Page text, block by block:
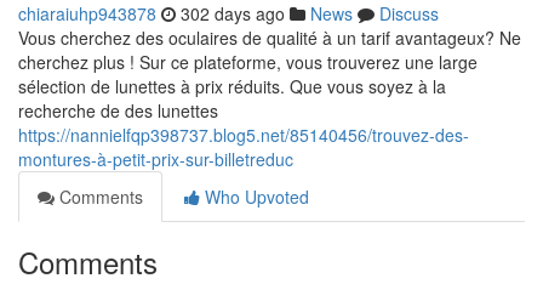
chiaraiuhp943878 302 days ago News
Discuss
Vous cherchez des oculaires de qualité à un tarif avantageux? Ne
cherchez plus ! Sur ce plateforme, vous trouverez une large
sélection de lunettes à prix réduits. Que vous soyez à la
recherche de des lunettes
https://nannielfqp398737.blog5.net/85140456/trouvez-des-
montures-à-petit-prix-sur-billetreduc
Comments
Who Upvoted
Comments